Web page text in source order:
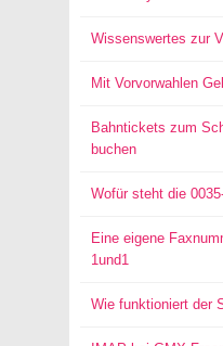
Wissenswertes zur
Mit Vorvorwahlen
Bahntickets zum
buchen
Wofür steht die
Eine eigene
1und1
Wie funktioniert der